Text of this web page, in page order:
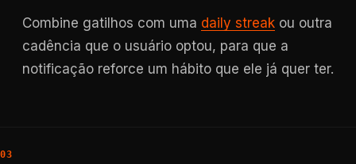
Combine gatilhos com uma daily streak ou outra
cadência que o usuário optou, para que a
notificação reforce um hábito que ele já quer ter.